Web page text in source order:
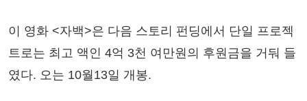
이 영화 <자백>은 다음 스토리 펀딩에서 단일 프로젝
트로는 최고 액인 4억 3천 여만원의 후원금을 거둬 들
였다. 오는 10월13일 개봉.